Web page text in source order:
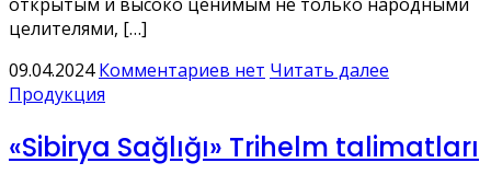
целителями, […]
09.04.2024 Комментариев нет Читать далее
Продукция
«Sibirya Sağlığı» Trihelm talimatları